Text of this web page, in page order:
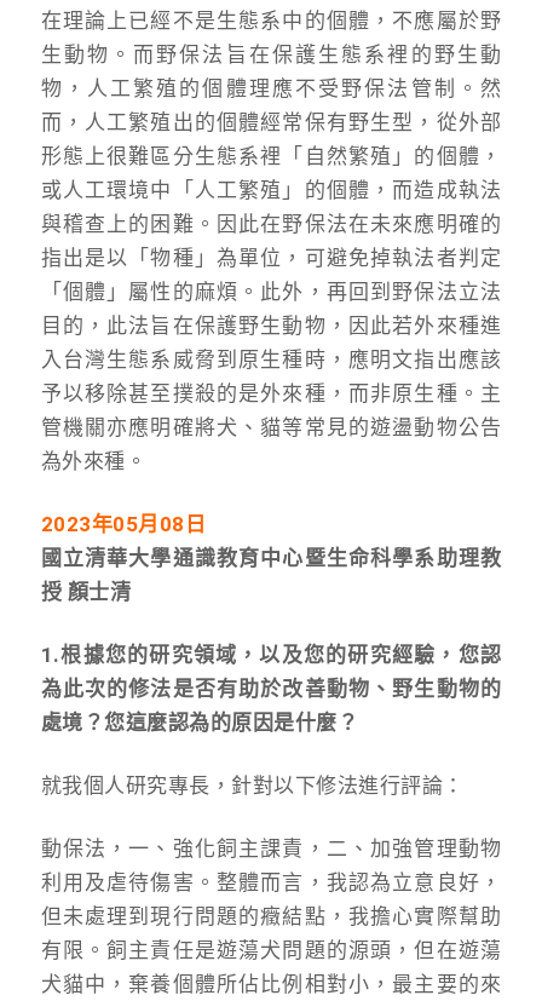
在理論上已經不是生態系中的個體，不應屬於野
生動物。而野保法旨在保護生態系裡的野生動
物，人工繁殖的個體理應不受野保法管制。然
而，人工繁殖出的個體經常保有野生型，從外部
形態上很難區分生態系裡「自然繁殖」的個體，
或人工環境中「人工繁殖」的個體，而造成執法
與稽查上的困難。因此在野保法在未來應明確的
指出是以「物種」為單位，可避免掉執法者判定
「個體」屬性的麻煩。此外，再回到野保法立法
目的，此法旨在保護野生動物，因此若外來種進
入台灣生態系威脅到原生種時，應明文指出應該
予以移除甚至撲殺的是外來種，而非原生種。主
管機關亦應明確將犬、貓等常見的遊盪動物公告
為外來種。
2023年05月08日
國立清華大學通識教育中心暨生命科學系助理教
授 顏士清
1.根據您的研究領域，以及您的研究經驗，您認
為此次的修法是否有助於改善動物、野生動物的
處境？您這麼認為的原因是什麼？
就我個人研究專長，針對以下修法進行評論：
動保法，一、強化飼主課責，二、加強管理動物
利用及虐待傷害。整體而言，我認為立意良好，
但未處理到現行問題的癥結點，我擔心實際幫助
有限。飼主責任是遊蕩犬問題的源頭，但在遊蕩
犬貓中，棄養個體所佔比例相對小，最主要的來